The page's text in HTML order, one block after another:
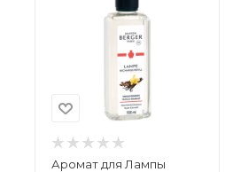
Аромат для Лампы